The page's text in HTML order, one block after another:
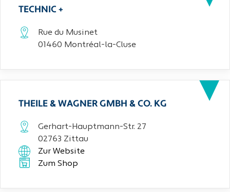
TECHNIC +
Rue du Musinet
01460 Montréal-la-Cluse
THEILE & WAGNER GMBH & CO. KG
Gerhart-Hauptmann-Str. 27
02763 Zittau
Zur Website
Zum Shop